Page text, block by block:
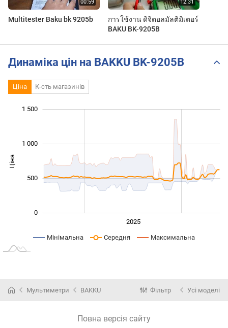
Multitester Baku bk 9205b
การใช้งาน ดิจิตอลมัลติมิเตอร์
BAKU BK-9205B
Динаміка цін на BAKKU BK-9205B
Ціна К-сть магазинів
Ціна
0
1 000
1 500
500
2025
Мінімальна Середня Максимальна
Мультиметри BAKKU Фільтр Усі моделі
Повна версія сайту